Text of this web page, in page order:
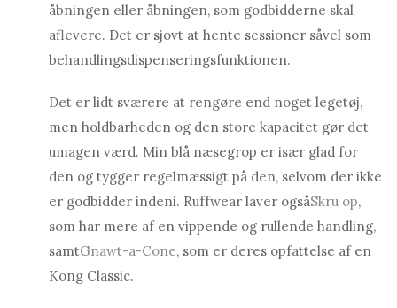
åbningen eller åbningen, som godbidderne skal
aflevere. Det er sjovt at hente sessioner såvel som
behandlingsdispenseringsfunktionen.
Det er lidt sværere at rengøre end noget legetøj,
men holdbarheden og den store kapacitet gør det
umagen værd. Min blå næsegrop er især glad for
den og tygger regelmæssigt på den, selvom der ikke
er godbidder indeni. Ruffwear laver ogsåSkru op,
som har mere af en vippende og rullende handling,
samtGnawt-a-Cone, som er deres opfattelse af en
Kong Classic.